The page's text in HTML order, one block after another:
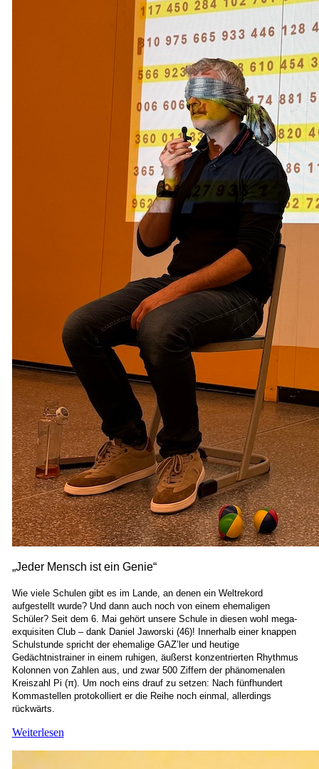
„Jeder Mensch ist ein Genie“
Wie viele Schulen gibt es im Lande, an denen ein Weltrekord
aufgestellt wurde? Und dann auch noch von einem ehemaligen
Schüler? Seit dem 6. Mai gehört unsere Schule in diesen wohl mega-
exquisiten Club – dank Daniel Jaworski (46)! Innerhalb einer knappen
Schulstunde spricht der ehemalige GAZ’ler und heutige
Gedächtnistrainer in einem ruhigen, äußerst konzentrierten Rhythmus
Kolonnen von Zahlen aus, und zwar 500 Ziffern der phänomenalen
Kreiszahl Pi (π). Um noch eins drauf zu setzen: Nach fünfhundert
Kommastellen protokolliert er die Reihe noch einmal, allerdings
rückwärts.
Weiterlesen